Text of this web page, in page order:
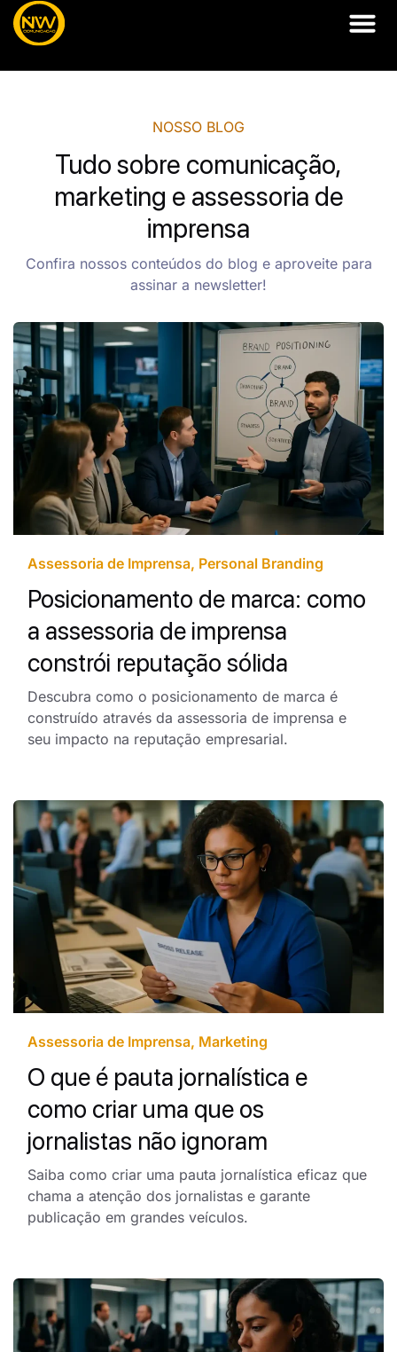
Blog
NOSSO BLOG
Tudo sobre comunicação,
marketing e assessoria de
imprensa
Confira nossos conteúdos do blog e aproveite para
assinar a newsletter!
Assessoria de Imprensa, Personal Branding
Posicionamento de marca: como
a assessoria de imprensa
constrói reputação sólida
Descubra como o posicionamento de marca é
construído através da assessoria de imprensa e
seu impacto na reputação empresarial.
Assessoria de Imprensa, Marketing
O que é pauta jornalística e
como criar uma que os
jornalistas não ignoram
Saiba como criar uma pauta jornalística eficaz que
chama a atenção dos jornalistas e garante
publicação em grandes veículos.